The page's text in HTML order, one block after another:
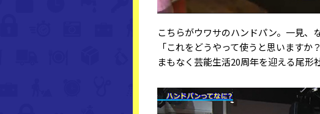
こちらがウワサのハンドパン。一見、
「これをどうやって使うと思いますか
まもなく芸能生活20周年を迎える尾形